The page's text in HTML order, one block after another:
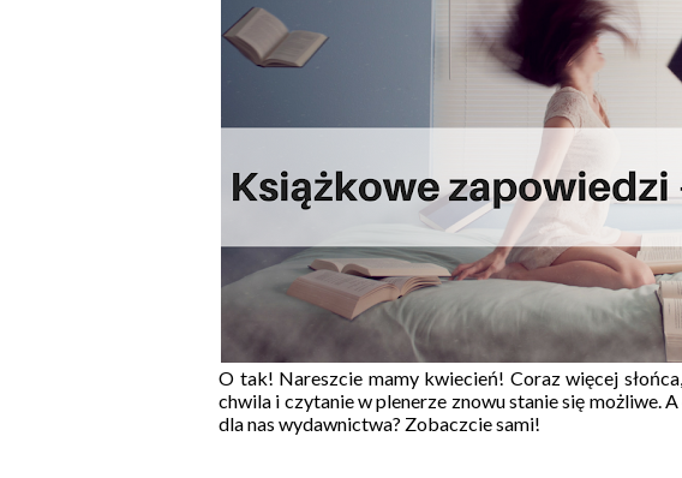
O tak! Nareszcie mamy kwiecień! Coraz więcej
chwila i czytanie w plenerze znowu stanie się możliwe.
dla nas wydawnictwa? Zobaczcie sami!